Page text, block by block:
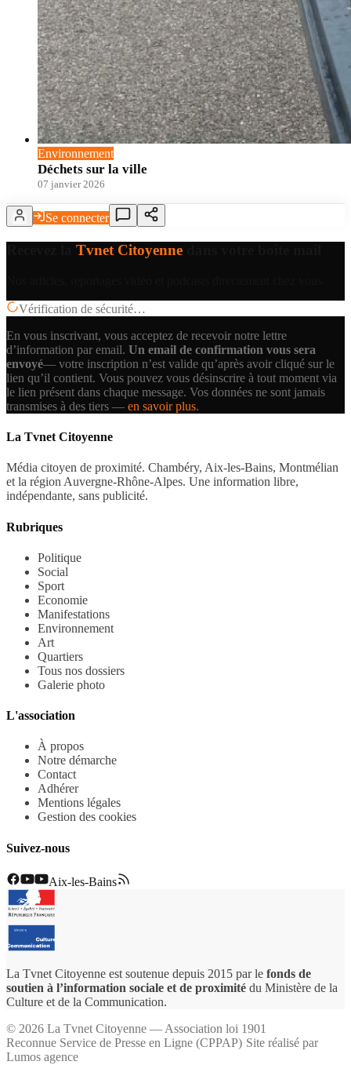
Environnement
Déchets sur la ville
07 janvier 2026
Se connecter
Tvnet Citoyenne
Vérification de sécurité…
En vous inscrivant, vous acceptez de recevoir notre lettre
d’information par email. Un email de confirmation vous sera
envoyé— votre inscription n’est valide qu’après avoir cliqué sur le
lien qu’il contient. Vous pouvez vous désinscrire à tout moment via
le lien présent dans chaque message. Vos données ne sont jamais
transmises à des tiers — en savoir plus.
La Tvnet Citoyenne
Média citoyen de proximité. Chambéry, Aix-les-Bains, Montmélian
et la région Auvergne-Rhône-Alpes. Une information libre,
indépendante, sans publicité.
Rubriques
Politique
Social
Sport
Economie
Manifestations
Environnement
Art
Quartiers
Tous nos dossiers
Galerie photo
L'association
À propos
Notre démarche
Contact
Adhérer
Mentions légales
Gestion des cookies
Suivez-nous
Aix-les-Bains
La Tvnet Citoyenne est soutenue depuis 2015 par le fonds de
soutien à l’information sociale et de proximité du Ministère de la
Culture et de la Communication.
© 2026 La Tvnet Citoyenne — Association loi 1901
Reconnue Service de Presse en Ligne (CPPAP)·Site réalisé par
Lumos agence